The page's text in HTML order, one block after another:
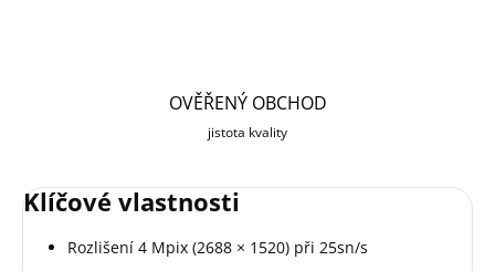
OVĚŘENÝ OBCHOD
jistota kvality
Klíčové vlastnosti
Rozlišení 4 Mpix (2688 × 1520) při 25sn/s